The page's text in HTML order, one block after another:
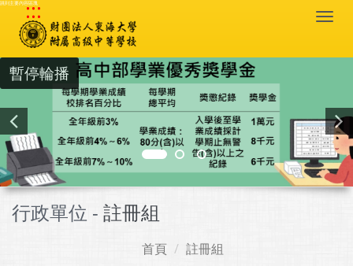
跳到主要內容區塊
:::
暫停輪播
行政單位 - 註冊組
首頁 註冊組